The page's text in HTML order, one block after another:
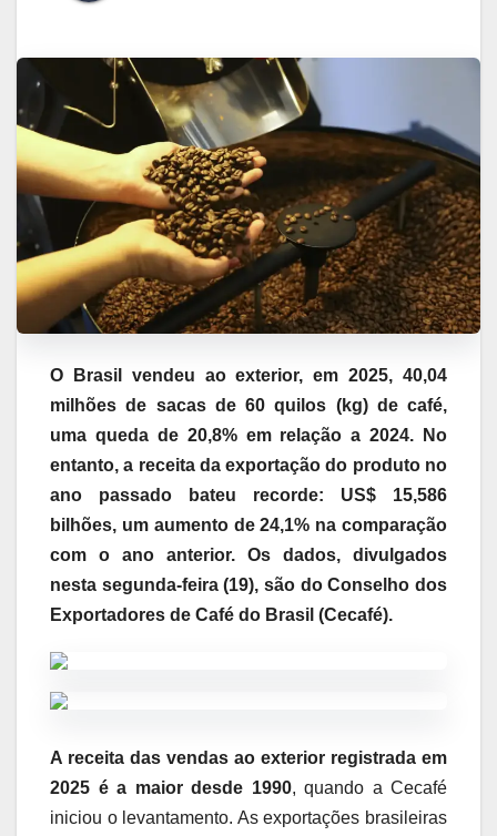
O Brasil vendeu ao exterior, em 2025, 40,04
milhões de sacas de 60 quilos (kg) de café,
uma queda de 20,8% em relação a 2024. No
entanto, a receita da exportação do produto no
ano passado bateu recorde: US$ 15,586
bilhões, um aumento de 24,1% na comparação
com o ano anterior. Os dados, divulgados
nesta segunda-feira (19), são do Conselho dos
Exportadores de Café do Brasil (Cecafé).
A receita das vendas ao exterior registrada em
2025 é a maior desde 1990, quando a Cecafé
iniciou o levantamento. As exportações brasileiras